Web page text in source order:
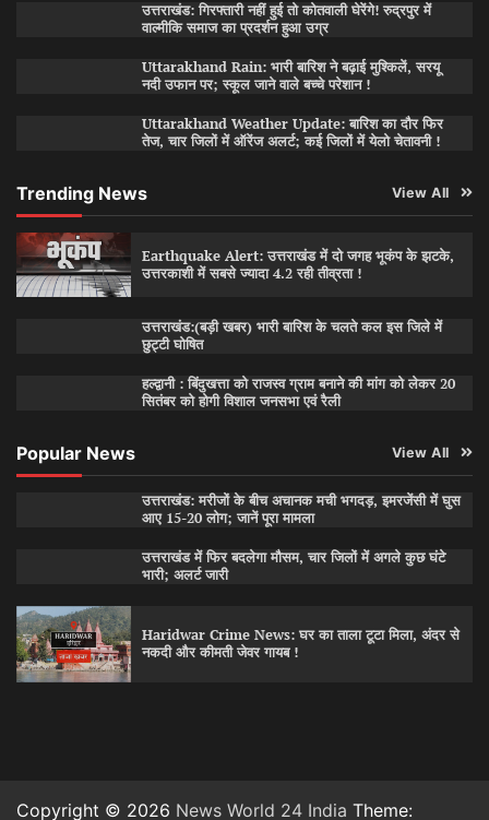
उत्तराखंड: गिरफ्तारी नहीं हुई तो कोतवाली घेरेंगे! रुद्रपुर में
वाल्मीकि समाज का प्रदर्शन हुआ उग्र
Uttarakhand Rain: भारी बारिश ने बढ़ाई मुश्किलें, सरयू
नदी उफान पर; स्कूल जाने वाले बच्चे परेशान !
Uttarakhand Weather Update: बारिश का दौर फिर
तेज, चार जिलों में ऑरेंज अलर्ट; कई जिलों में येलो चेतावनी !
Trending News View All
Earthquake Alert: उत्तराखंड में दो जगह भूकंप के झटके,
उत्तरकाशी में सबसे ज्यादा 4.2 रही तीव्रता !
उत्तराखंड:(बड़ी खबर) भारी बारिश के चलते कल इस जिले में
छुट्टी घोषित
हल्द्वानी : बिंदुखत्ता को राजस्व ग्राम बनाने की मांग को लेकर 20
सितंबर को होगी विशाल जनसभा एवं रैली
Popular News View All
उत्तराखंड: मरीजों के बीच अचानक मची भगदड़, इमरजेंसी में घुस
आए 15-20 लोग; जानें पूरा मामला
उत्तराखंड में फिर बदलेगा मौसम, चार जिलों में अगले कुछ घंटे
भारी; अलर्ट जारी
Haridwar Crime News: घर का ताला टूटा मिला, अंदर से
नकदी और कीमती जेवर गायब !
Copyright © 2026 News World 24 India Theme: